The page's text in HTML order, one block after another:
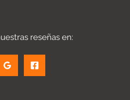
reseñas en: